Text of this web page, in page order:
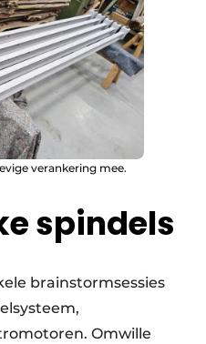
verankering mee.
spindels
brainstormsessies
Omwille